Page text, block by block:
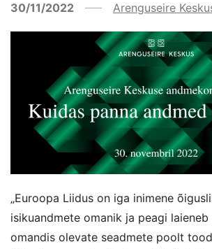
30/11/2022 Arenguseire
„Euroopa Liidus on iga inimene
isikuandmete omanik ja peagi laieneb
omandis olevate seadmete poolt